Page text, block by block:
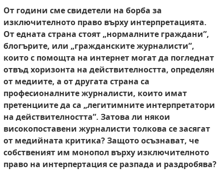
От години сме свидетели на борба за
изключителното право върху интерпретацията.
От едната страна стоят „нормалните граждани”,
блогърите, или „гражданските журналисти”,
които с помощта на интернет могат да погледнат
отвъд хоризонта на действителността, определян
от медиите, а от другата страна са
професионалните журналисти, които имат
претенциите да са „легитимните интерпретатори
на действителността”. Затова ли някои
високопоставени журналисти толкова се засягат
от медийната критика? Защото осъзнават, че
собственият им монопол върху изключителното
право на интерпертация се разпада и раздробява?